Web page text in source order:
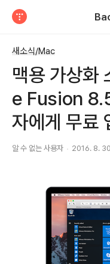
새소식/Mac
맥용 가상화
e Fusion
자에게 무료
알 수 없는 사용자 2016. 8.